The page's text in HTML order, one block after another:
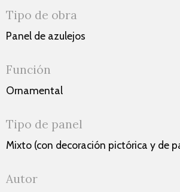
Tipo de obra
Panel de azulejos
Función
Ornamental
Tipo de panel
Mixto (con decoración pictórica y de
Autor